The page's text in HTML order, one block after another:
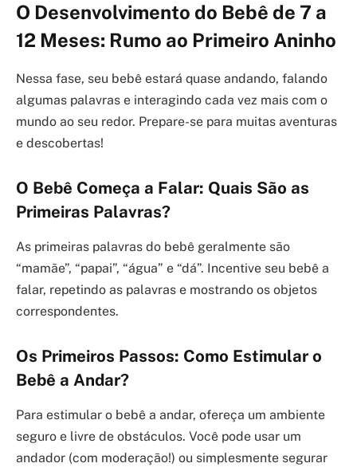
O Desenvolvimento do Bebê de 7 a
12 Meses: Rumo ao Primeiro Aninho
Nessa fase, seu bebê estará quase andando, falando
algumas palavras e interagindo cada vez mais com o
mundo ao seu redor. Prepare-se para muitas aventuras
e descobertas!
O Bebê Começa a Falar: Quais São as
Primeiras Palavras?
As primeiras palavras do bebê geralmente são
“mamãe”, “papai”, “água” e “dá”. Incentive seu bebê a
falar, repetindo as palavras e mostrando os objetos
correspondentes.
Os Primeiros Passos: Como Estimular o
Bebê a Andar?
Para estimular o bebê a andar, ofereça um ambiente
seguro e livre de obstáculos. Você pode usar um
andador (com moderação!) ou simplesmente segurar